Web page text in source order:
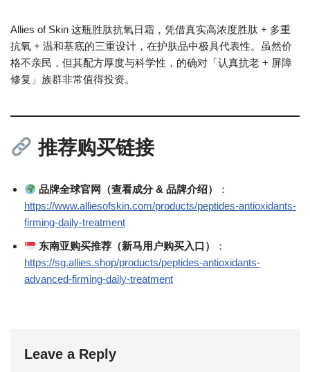
Allies of Skin 这瓶胜肽抗氧日霜，凭借真实高浓度胜肽 + 多重
抗氧 + 温和基底的三重设计，在护肤品中极具代表性。虽然价
格不亲民，但其配方厚度与科学性，的确对「认真抗老 + 屏障
修复」族群非常值得投资。
推荐购买链接
品牌全球官网（查看成分 & 品牌介绍）
：
https://www.alliesofskin.com/products/peptides-antioxidants-
firming-daily-treatment
东南亚购买推荐（新马用户购买入口）
：
https://sg.allies.shop/products/peptides-antioxidants-
advanced-firming-daily-treatment
Leave a Reply